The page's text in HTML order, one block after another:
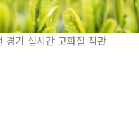
기 실시간 고화질 직관